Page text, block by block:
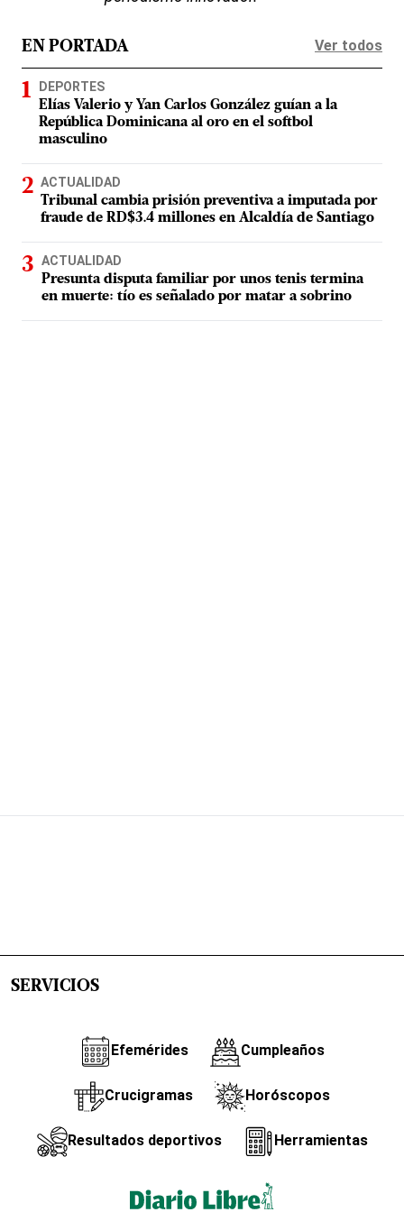
EN PORTADA Ver todos
DEPORTES
Elías Valerio y Yan Carlos González guían a la
República Dominicana al oro en el softbol
masculino
ACTUALIDAD
Tribunal cambia prisión preventiva a imputada por
fraude de RD$3.4 millones en Alcaldía de Santiago
ACTUALIDAD
Presunta disputa familiar por unos tenis termina
en muerte: tío es señalado por matar a sobrino
SERVICIOS
Efemérides Cumpleaños
Crucigramas Horóscopos
Resultados deportivos Herramientas